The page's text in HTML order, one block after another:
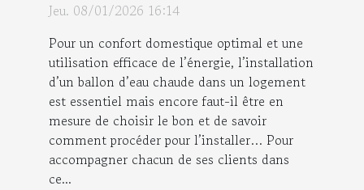
d’eau chaude à Strasbourg
Jeu. 08/01/2026 16:14
Pour un confort domestique optimal et une
utilisation efficace de l’énergie, l’installation
d’un ballon d’eau chaude dans un logement
est essentiel mais encore faut-il être en
mesure de choisir le bon et de savoir
comment procéder pour l’installer… Pour
accompagner chacun de ses clients dans
ce...